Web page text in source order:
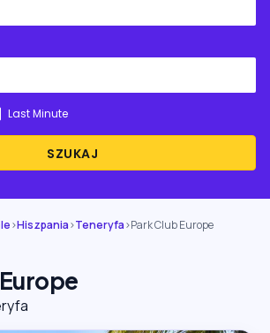
SZUKAJ
Last Minute
›Hiszpania›Teneryfa›Park Club Europe